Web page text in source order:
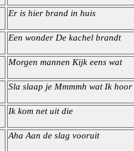
Er is hier brand in huis
Een wonder De kachel brandt
Morgen mannen Kijk eens wat
Sla slaap je Mmmmh wat Ik hoor
Ik kom net uit die
Aha Aan de slag vooruit